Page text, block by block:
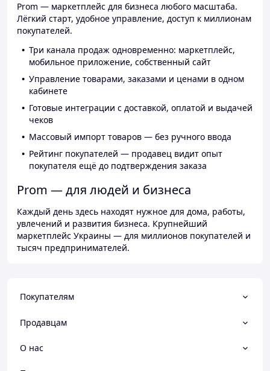
Prom — маркетплейс для бизнеса любого масштаба.
Лёгкий старт, удобное управление, доступ к миллионам
покупателей.
Три канала продаж одновременно: маркетплейс,
мобильное приложение, собственный сайт
Управление товарами, заказами и ценами в одном
кабинете
Готовые интеграции с доставкой, оплатой и выдачей
чеков
Массовый импорт товаров — без ручного ввода
Рейтинг покупателей — продавец видит опыт
покупателя ещё до подтверждения заказа
Prom — для людей и бизнеса
Каждый день здесь находят нужное для дома, работы,
увлечений и развития бизнеса. Крупнейший
маркетплейс Украины — для миллионов покупателей и
тысяч предпринимателей.
Покупателям
Продавцам
О нас